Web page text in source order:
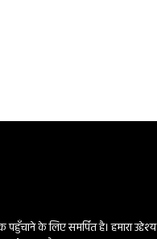
के लिए समर्पित है। हमारा उद्देश्य